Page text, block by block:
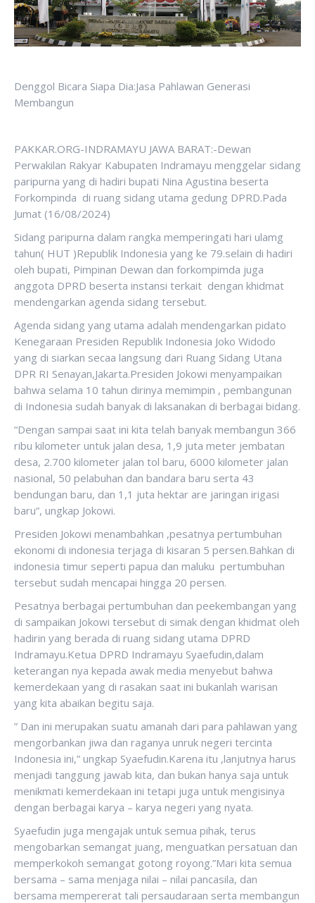
Denggol Bicara Siapa Dia:Jasa Pahlawan Generasi
Membangun
PAKKAR.ORG-INDRAMAYU JAWA BARAT:-Dewan
Perwakilan Rakyar Kabupaten Indramayu menggelar sidang
paripurna yang di hadiri bupati Nina Agustina beserta
Forkompinda di ruang sidang utama gedung DPRD.Pada
Jumat (16/08/2024)
Sidang paripurna dalam rangka memperingati hari ulamg
tahun( HUT )Republik Indonesia yang ke 79.selain di hadiri
oleh bupati, Pimpinan Dewan dan forkompimda juga
anggota DPRD beserta instansi terkait dengan khidmat
mendengarkan agenda sidang tersebut.
Agenda sidang yang utama adalah mendengarkan pidato
Kenegaraan Presiden Republik Indonesia Joko Widodo
yang di siarkan secaa langsung dari Ruang Sidang Utana
DPR RI Senayan,Jakarta.Presiden Jokowi menyampaikan
bahwa selama 10 tahun dirinya memimpin , pembangunan
di Indonesia sudah banyak di laksanakan di berbagai bidang.
“Dengan sampai saat ini kita telah banyak membangun 366
ribu kilometer untuk jalan desa, 1,9 juta meter jembatan
desa, 2.700 kilometer jalan tol baru, 6000 kilometer jalan
nasional, 50 pelabuhan dan bandara baru serta 43
bendungan baru, dan 1,1 juta hektar are jaringan irigasi
baru”, ungkap Jokowi.
Presiden Jokowi menambahkan ,pesatnya pertumbuhan
ekonomi di indonesia terjaga di kisaran 5 persen.Bahkan di
indonesia timur seperti papua dan maluku pertumbuhan
tersebut sudah mencapai hingga 20 persen.
Pesatnya berbagai pertumbuhan dan peekembangan yang
di sampaikan Jokowi tersebut di simak dengan khidmat oleh
hadirin yang berada di ruang sidang utama DPRD
Indramayu.Ketua DPRD Indramayu Syaefudin,dalam
keterangan nya kepada awak media menyebut bahwa
kemerdekaan yang di rasakan saat ini bukanlah warisan
yang kita abaikan begitu saja.
” Dan ini merupakan suatu amanah dari para pahlawan yang
mengorbankan jiwa dan raganya unruk negeri tercinta
Indonesia ini,” ungkap Syaefudin.Karena itu ,lanjutnya harus
menjadi tanggung jawab kita, dan bukan hanya saja untuk
menikmati kemerdekaan ini tetapi juga untuk mengisinya
dengan berbagai karya – karya negeri yang nyata.
Syaefudin juga mengajak untuk semua pihak, terus
mengobarkan semangat juang, menguatkan persatuan dan
memperkokoh semangat gotong royong.”Mari kita semua
bersama – sama menjaga nilai – nilai pancasila, dan
bersama mempererat tali persaudaraan serta membangun